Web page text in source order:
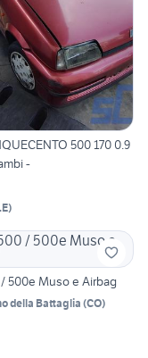
500 170 0.9
-
)
500e Muso e Airbag
della Battaglia(CO)